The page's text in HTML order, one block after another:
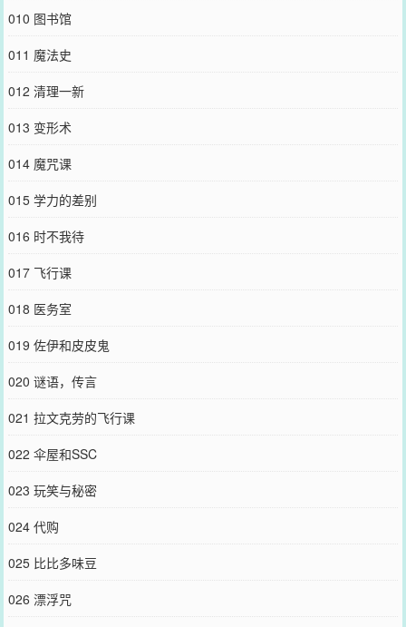
010 图书馆
011 魔法史
012 清理一新
013 变形术
014 魔咒课
015 学力的差别
016 时不我待
017 飞行课
018 医务室
019 佐伊和皮皮鬼
020 谜语，传言
021 拉文克劳的飞行课
022 伞屋和SSC
023 玩笑与秘密
024 代购
025 比比多味豆
026 漂浮咒